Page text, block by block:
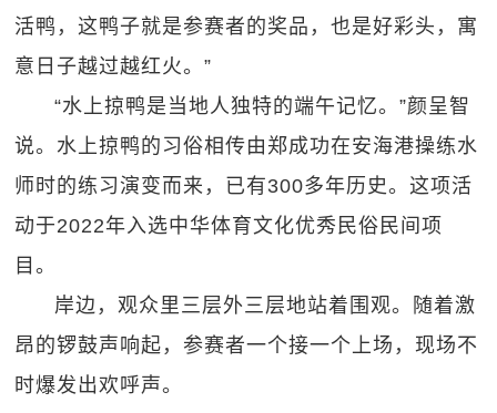
活鸭，这鸭子就是参赛者的奖品，也是好彩头，寓
意日子越过越红火。”
“水上掠鸭是当地人独特的端午记忆。”颜呈智
说。水上掠鸭的习俗相传由郑成功在安海港操练水
师时的练习演变而来，已有300多年历史。这项活
动于2022年入选中华体育文化优秀民俗民间项
目。
岸边，观众里三层外三层地站着围观。随着激
昂的锣鼓声响起，参赛者一个接一个上场，现场不
时爆发出欢呼声。